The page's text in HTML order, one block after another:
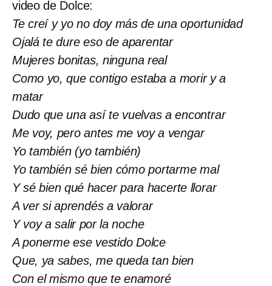
video de Dolce:
Te creí y yo no doy más de una oportunidad
Ojalá te dure eso de aparentar
Mujeres bonitas, ninguna real
Como yo, que contigo estaba a morir y a
matar
Dudo que una así te vuelvas a encontrar
Me voy, pero antes me voy a vengar
Yo también (yo también)
Yo también sé bien cómo portarme mal
Y sé bien qué hacer para hacerte llorar
A ver si aprendés a valorar
Y voy a salir por la noche
A ponerme ese vestido Dolce
Que, ya sabes, me queda tan bien
Con еl mismo que te enamoré